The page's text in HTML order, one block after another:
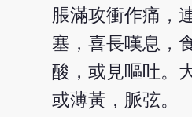
脹滿攻衝作痛，
塞，喜長嘆息，
酸，或見嘔吐。
或薄黃，脈弦。